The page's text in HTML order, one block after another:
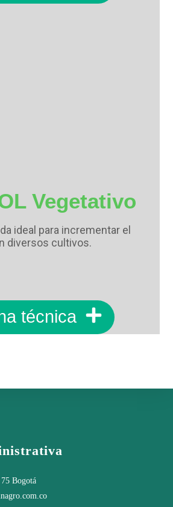
Vegetativo
ideal para incrementar el
diversos cultivos.
técnica
Bogotá